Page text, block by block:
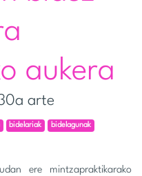
aukera
arte
bidelariak bidelagunak
ere mintzapraktikarako